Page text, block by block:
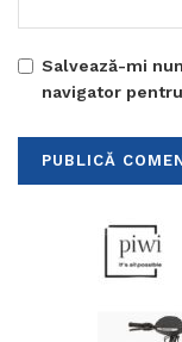
Salvează-mi
navigator